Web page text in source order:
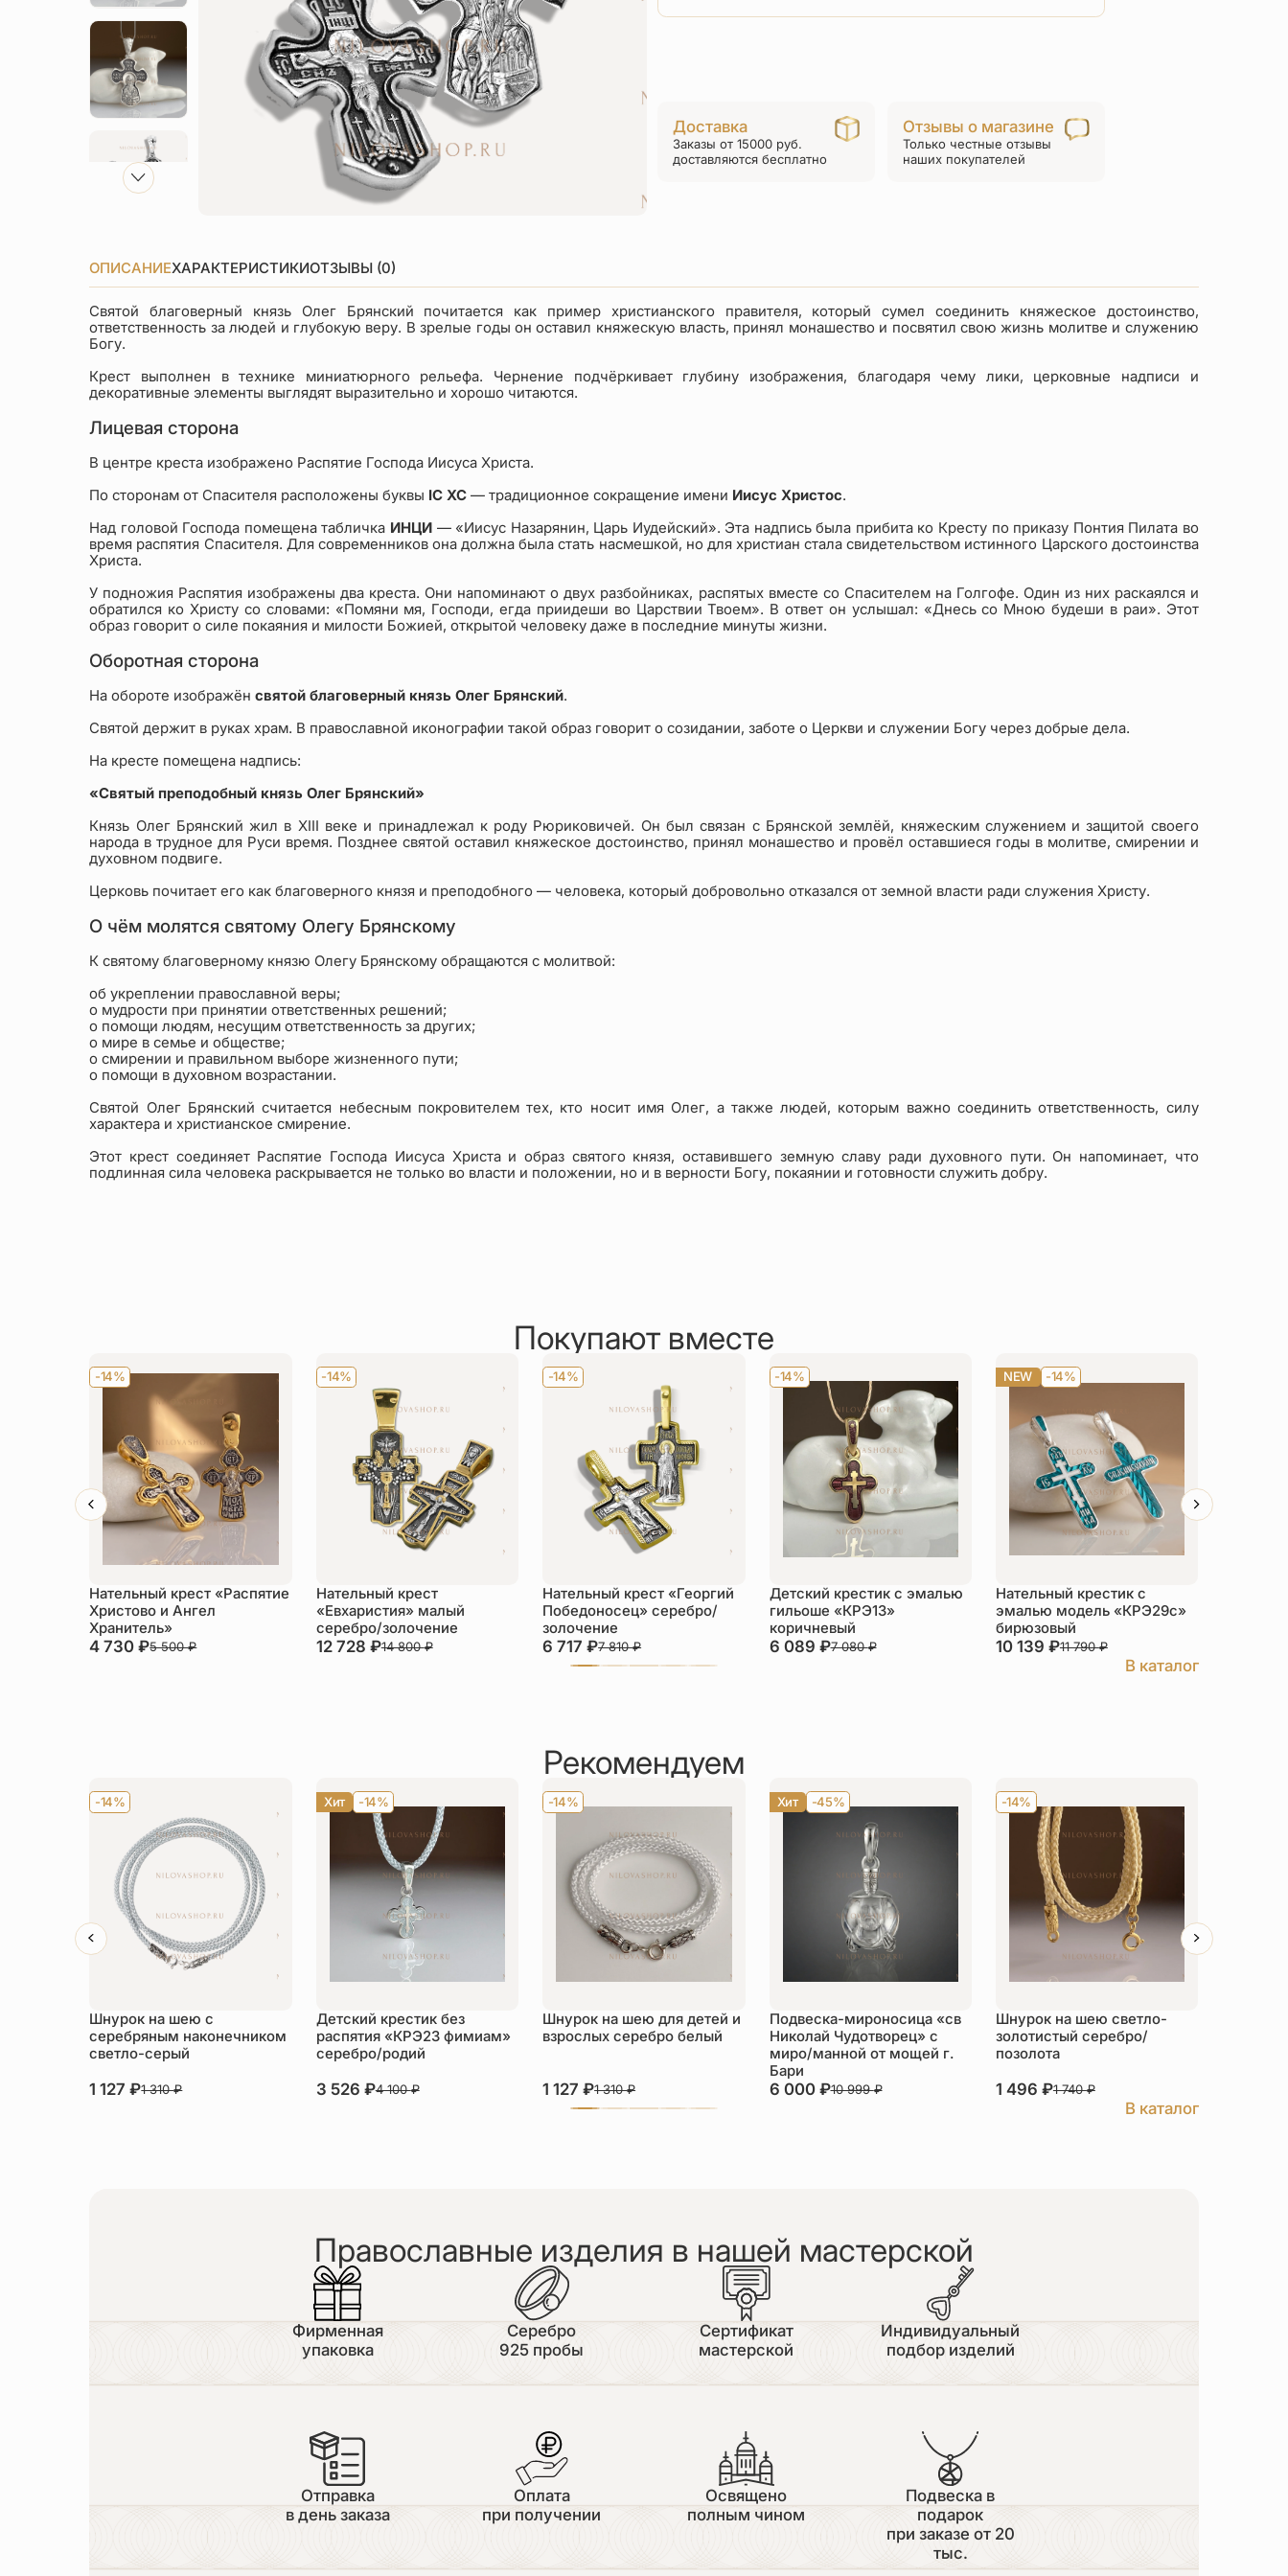
товара
князь
Олег
Брянский»
Доставка
Заказы от 15000 руб.
доставляются бесплатно
Отзывы о магазине
Только честные отзывы
наших покупателей
ОПИСАНИЕХАРАКТЕРИСТИКИОТЗЫВЫ (0)
Святой благоверный князь Олег Брянский почитается как пример христианского правителя, который сумел соединить княжеское достоинство,
ответственность за людей и глубокую веру. В зрелые годы он оставил княжескую власть, принял монашество и посвятил свою жизнь молитве и служению
Богу.
Крест выполнен в технике миниатюрного рельефа. Чернение подчёркивает глубину изображения, благодаря чему лики, церковные надписи и
декоративные элементы выглядят выразительно и хорошо читаются.
Лицевая сторона
В центре креста изображено Распятие Господа Иисуса Христа.
По сторонам от Спасителя расположены буквы IC XC — традиционное сокращение имени Иисус Христос.
Над головой Господа помещена табличка ИНЦИ — «Иисус Назарянин, Царь Иудейский». Эта надпись была прибита ко Кресту по приказу Понтия Пилата во
время распятия Спасителя. Для современников она должна была стать насмешкой, но для христиан стала свидетельством истинного Царского достоинства
Христа.
У подножия Распятия изображены два креста. Они напоминают о двух разбойниках, распятых вместе со Спасителем на Голгофе. Один из них раскаялся и
обратился ко Христу со словами: «Помяни мя, Господи, егда приидеши во Царствии Твоем». В ответ он услышал: «Днесь со Мною будеши в раи». Этот
образ говорит о силе покаяния и милости Божией, открытой человеку даже в последние минуты жизни.
Оборотная сторона
На обороте изображёнсвятой благоверный князь Олег Брянский.
Святой держит в руках храм. В православной иконографии такой образ говорит о созидании, заботе о Церкви и служении Богу через добрые дела.
На кресте помещена надпись:
«Святый преподобный князь Олег Брянский»
Князь Олег Брянский жил в XIII веке и принадлежал к роду Рюриковичей. Он был связан с Брянской землёй, княжеским служением и защитой своего
народа в трудное для Руси время. Позднее святой оставил княжеское достоинство, принял монашество и провёл оставшиеся годы в молитве, смирении и
духовном подвиге.
Церковь почитает его как благоверного князя и преподобного — человека, который добровольно отказался от земной власти ради служения Христу.
О чём молятся святому Олегу Брянскому
К святому благоверному князю Олегу Брянскому обращаются с молитвой:
об укреплении православной веры;
о мудрости при принятии ответственных решений;
о помощи людям, несущим ответственность за других;
о мире в семье и обществе;
о смирении и правильном выборе жизненного пути;
о помощи в духовном возрастании.
Святой Олег Брянский считается небесным покровителем тех, кто носит имя Олег, а также людей, которым важно соединить ответственность, силу
характера и христианское смирение.
Этот крест соединяет Распятие Господа Иисуса Христа и образ святого князя, оставившего земную славу ради духовного пути. Он напоминает, что
подлинная сила человека раскрывается не только во власти и положении, но и в верности Богу, покаянии и готовности служить добру.
Покупают вместе
-14%
Нательный крест «Распятие
Христово и Ангел
Хранитель»
4 730₽5 500₽
-14%
Нательный крест
«Евхаристия» малый
серебро/золочение
12 728 ₽14 800₽
-14%
Нательный крест «Георгий
Победоносец» серебро/
золочение
6 717₽7 810₽
-14%
Детский крестик с эмалью
гильоше «КРЭ13»
коричневый
6 089 ₽7 080₽
NEW -14%
Нательный крестик с
эмалью модель «КРЭ29с»
бирюзовый
10 139 ₽11 790₽
В каталог
Рекомендуем
-14%
Шнурок на шею с
серебряным наконечником
светло-серый
1 127₽1 310₽
Хит -14%
Детский крестик без
распятия «КРЭ23 фимиам»
серебро/родий
3 526 ₽4 100₽
-14%
Шнурок на шею для детей и
взрослых серебро белый
1 127₽1 310₽
Хит -45%
Подвеска-мироносица «св
Николай Чудотворец» с
миро/манной от мощей г.
Бари
6 000 ₽10 999₽
-14%
Шнурок на шею светло-
золотистый серебро/
позолота
1 496 ₽1 740₽
В каталог
Православные изделия в нашей мастерской
Фирменная
упаковка
Серебро
925 пробы
Сертификат
мастерской
Индивидуальный
подбор изделий
Отправка
в день заказа
Оплата
при получении
Освящено
полным чином
Подвеска в
подарок
при заказе от 20
тыс.